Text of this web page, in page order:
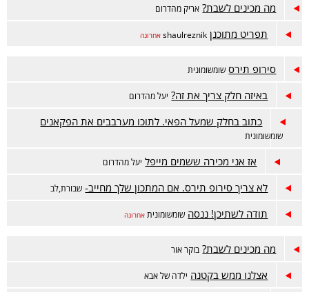
מה מכינים לשבת? אריק מהדרום
תפריט מתוכנן shaulreznik אחרונה
סירופ תירס שומשומונית
באיזה חלק צריך את זה? יעל מהדרום
כתוב בחלק שמעל הפאי. לתוכו מערבבים את הפקאנים
שומשומונית
אז אני מכירה ששמים מייפל יעל מהדרום
לא צריך סירופ תירס. אם המתכון שלך מחייב- שבורת,לב
תודה לשתיכן! ננסה שומשומונית אחרונה
מה מכינים לשבת? בוקר אור
אצלנו ממש בקטנה ילדה של אבא